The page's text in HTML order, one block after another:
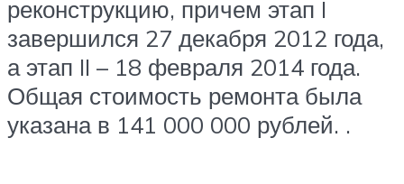
реконструкцию, причем этап I
завершился 27 декабря 2012 года,
а этап II – 18 февраля 2014 года.
Общая стоимость ремонта была
указана в 141 000 000 рублей. .